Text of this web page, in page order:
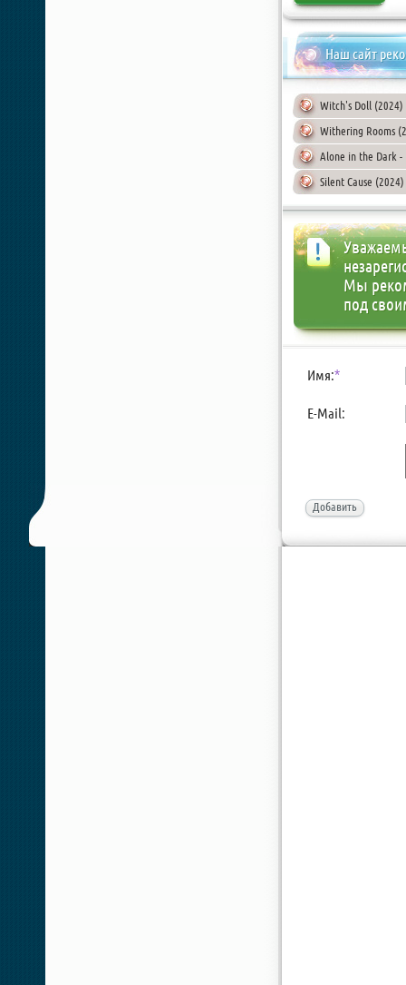
Наш сайт
Witch's Doll (2024)
Withering Rooms
Alone in the Dark -
Silent Cause
Мы
под
Имя:*
E-Mail:
Добавить